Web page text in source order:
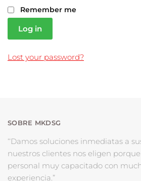
Remember me
Log in
Lost your password?
SOBRE MKDSG
‘‘Damos soluciones inmediatas a
nuestros clientes nos eligen
personal muy capacitado con
experiencia.”